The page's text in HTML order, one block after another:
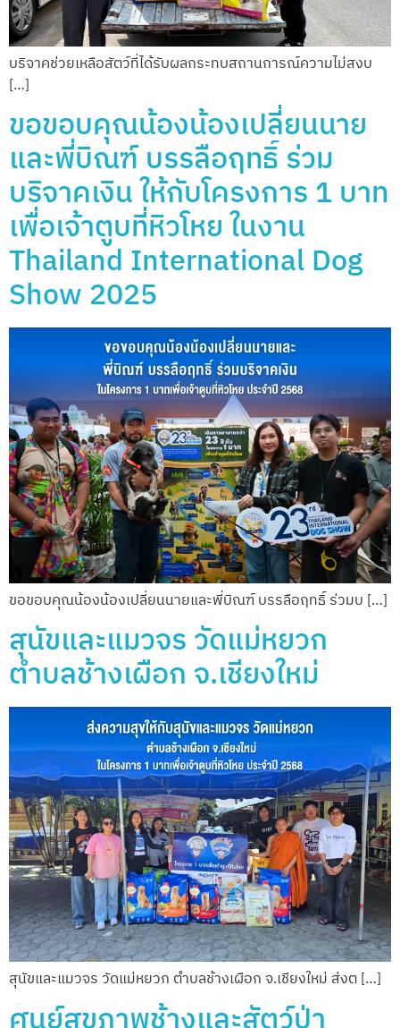
บริจาคช่วยเหลือสัตว์ที่ได้รับผลกระทบสถานการณ์ความไม่สงบ
[…]
ขอขอบคุณน้องน้องเปลี่ยนนาย
และพี่บิณฑ์ บรรลือฤทธิ์ ร่วม
บริจาคเงิน ให้กับโครงการ 1 บาท
เพื่อเจ้าตูบที่หิวโหย ในงาน
Thailand International Dog
Show 2025
ขอขอบคุณน้องน้องเปลี่ยนนายและพี่บิณฑ์ บรรลือฤทธิ์ ร่วมบ […]
สุนัขและแมวจร วัดแม่หยวก
ตำบลช้างเผือก จ.เชียงใหม่
สุนัขและแมวจร วัดแม่หยวก ตำบลช้างเผือก จ.เชียงใหม่ ส่งต […]